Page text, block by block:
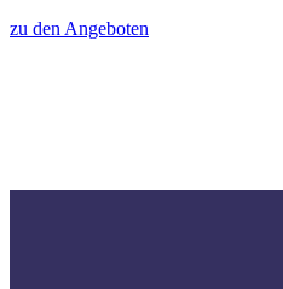
zu den Angeboten